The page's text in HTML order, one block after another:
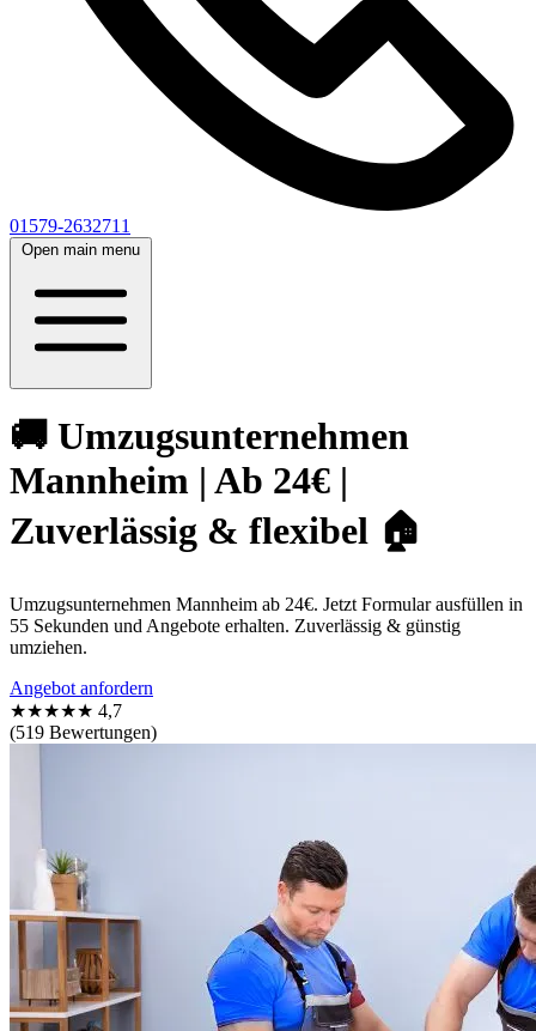
01579-2632711
Open main menu
🚚 Umzugsunternehmen
Mannheim | Ab 24€ |
Zuverlässig & flexibel 🏠
Umzugsunternehmen Mannheim ab 24€. Jetzt Formular ausfüllen in
55 Sekunden und Angebote erhalten. Zuverlässig & günstig
umziehen.
Angebot anfordern
★★★★★ 4,7
(519 Bewertungen)